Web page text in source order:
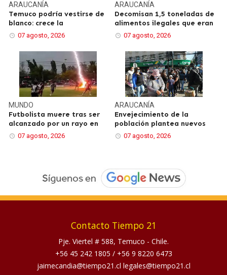
ARAUCANÍA
Temuco podría vestirse de
blanco: crece la
07 agosto, 2026
ARAUCANÍA
Decomisan 1,5 toneladas de
alimentos ilegales que eran
07 agosto, 2026
MUNDO
Futbolista muere tras ser
alcanzado por un rayo en
07 agosto, 2026
ARAUCANÍA
Envejecimiento de la
población plantea nuevos
07 agosto, 2026
Contacto Tiempo 21
Pje. Viertel # 588, Temuco - Chile.
+56 45 242 1805 / +56 9 8220 6473
jaimecandia@tiempo21.cl legales@tiempo21.cl